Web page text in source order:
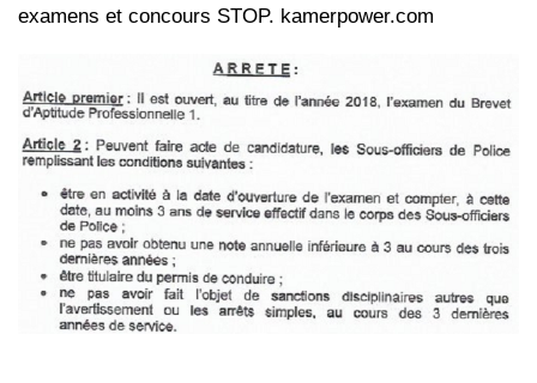
examens et concours STOP. kamerpower.com